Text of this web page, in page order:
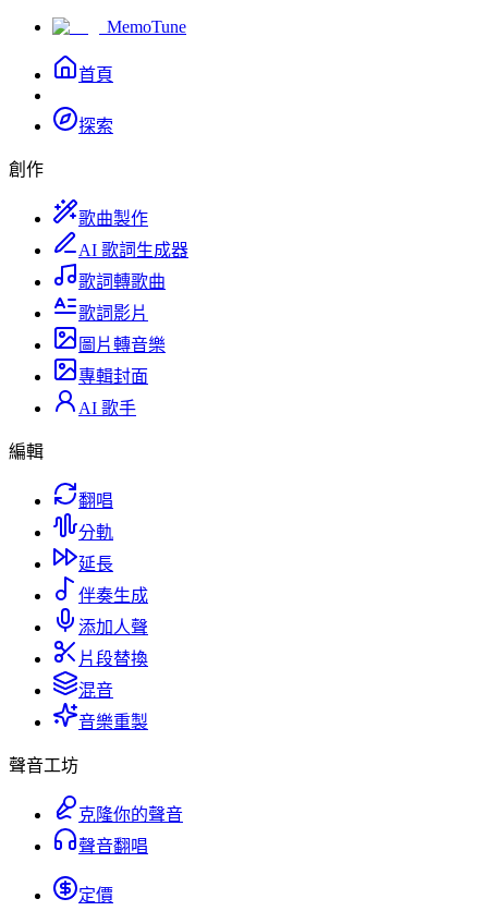
MemoTune
首頁
探索
創作
歌曲製作
AI 歌詞生成器
歌詞轉歌曲
歌詞影片
圖片轉音樂
專輯封面
AI 歌手
編輯
翻唱
分軌
延長
伴奏生成
添加人聲
片段替換
混音
音樂重製
聲音工坊
克隆你的聲音
聲音翻唱
定價